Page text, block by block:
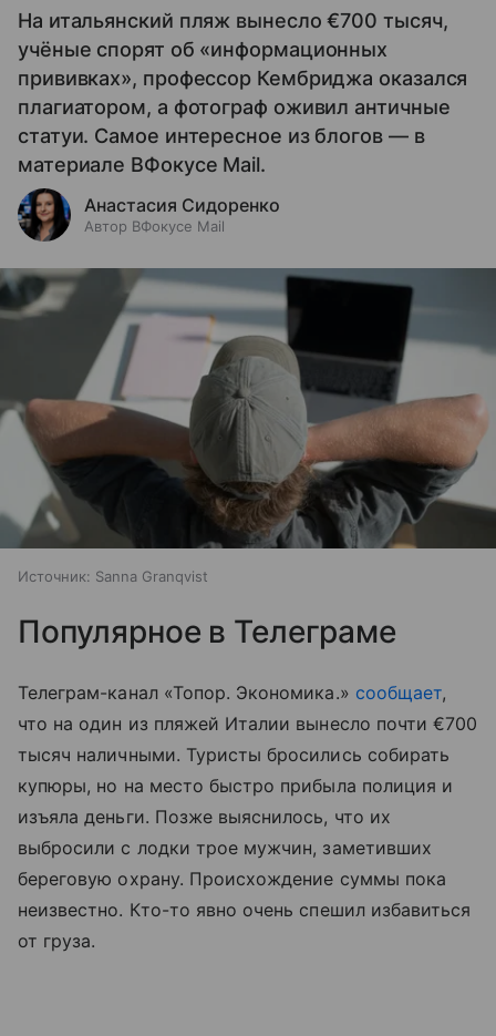
На итальянский пляж вынесло €700 тысяч,
учёные спорят об «информационных
прививках», профессор Кембриджа оказался
плагиатором, а фотограф оживил античные
статуи. Самое интересное из блогов — в
материале ВФокусе Mail.
Анастасия Сидоренко
Автор ВФокусе Mail
Источник: Sanna Granqvist
Популярное в Телеграме
Телеграм-канал «Топор. Экономика.» сообщает,
что на один из пляжей Италии вынесло почти €700
тысяч наличными. Туристы бросились собирать
купюры, но на место быстро прибыла полиция и
изъяла деньги. Позже выяснилось, что их
выбросили с лодки трое мужчин, заметивших
береговую охрану. Происхождение суммы пока
неизвестно. Кто-то явно очень спешил избавиться
от груза.